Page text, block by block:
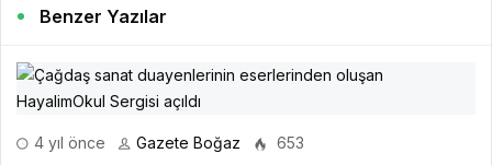
Benzer Yazılar
4 yıl önce Gazete Boğaz 653